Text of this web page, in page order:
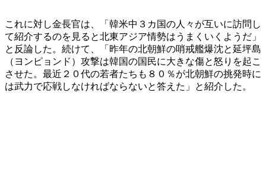
これに対し金長官は、「韓米中３カ国の人々が互いに訪問し
て紹介するのを見ると北東アジア情勢はうまくいくようだ」
と反論した。続けて、「昨年の北朝鮮の哨戒艦爆沈と延坪島
（ヨンピョンド）攻撃は韓国の国民に大きな傷と怒りを起こ
させた。最近２０代の若者たちも８０％が北朝鮮の挑発時に
は武力で応戦しなければならないと答えた」と紹介した。